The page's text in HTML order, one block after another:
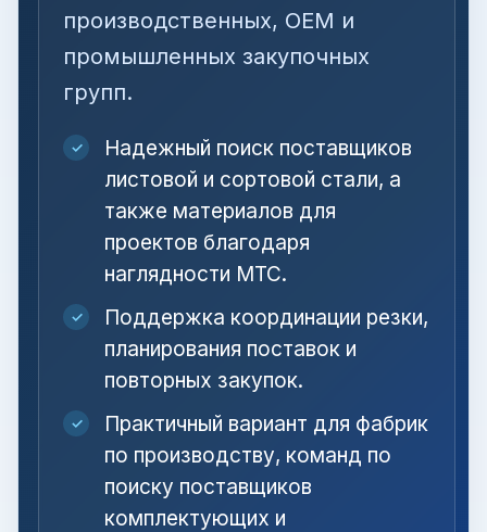
производственных, OEM и
промышленных закупочных
групп.
✓
Надежный поиск поставщиков
листовой и сортовой стали, а
также материалов для
проектов благодаря
наглядности MTC.
✓
Поддержка координации резки,
планирования поставок и
повторных закупок.
✓
Практичный вариант для фабрик
по производству, команд по
поиску поставщиков
комплектующих и